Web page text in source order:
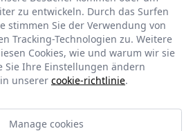
zu entwickeln. Durch das Surfen
stimmen Sie der Verwendung von
Tracking-Technologien zu. Weitere
Cookies, wie und warum wir sie
Sie Ihre Einstellungen ändern
unserer cookie-richtlinie.
Manage cookies